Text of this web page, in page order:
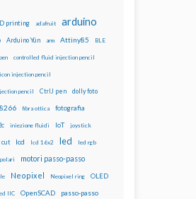
printing adafruit arduino
Arduino Yún arm Attiny85 BLE
controlled fluid injection pencil
injection pencil
pencil CtrlJ pen dolly foto
fibra ottica fotografia
iniezione fluidi IoT joystick
cut lcd lcd 16x2 led led rgb
motori passo-passo
Neopixel Neopixel ring OLED
IIC OpenSCAD passo-passo